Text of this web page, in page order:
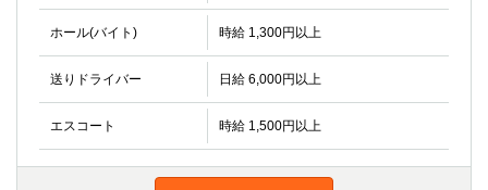
ホール(バイト) 時給 1,300円以上
送りドライバー 日給 6,000円以上
エスコート 時給 1,500円以上
埼玉県
志木
川越
草加
南浦和
所沢
熊谷